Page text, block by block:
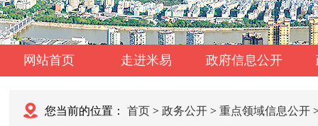
网站首页 走进米易 政府信息公开
您当前的位置： 首页 > 政务公开 > 重点领域信息公开